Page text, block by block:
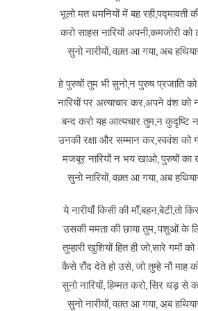
भूलो मत धमनियों में बह रही,पद्मावती
करो साहस नारियों अपनी,कमजोरी को
सुनो नारीयों, वक़्त आ गया, अब
हे पुरुषों तुम भी सुनो,न पुरुष प्रजाति
नारियों पर अत्याचार कर,अपने वंश को
बन्द करो यह आत्यचार तुम,न कुदृष्टि
उनकी रक्षा और सम्मान कर,स्ववंश को
मजबूर नारियों न भय खाओ, पुरुषों का
सुनो नारियों, वक़्त आ गया, अब
ये नारीयाँ किसी की माँ,बहन,बेटी,तो
उसकी ममता की छाया तुम, पशुओं के
तुम्हारी खुशियों हित ही जो,सारे गमों
कैसे रौंद देते हो उसे, जो तुम्हे नौ माह
सुनो नारियों, हिम्मत करो, सिर धड़ से
सुनो नारीयों, वक़्त आ गया, अब